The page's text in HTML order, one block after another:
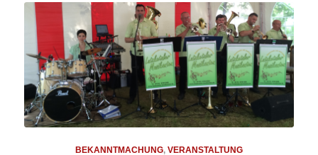
BEKANNTMACHUNG, VERANSTALTUNG